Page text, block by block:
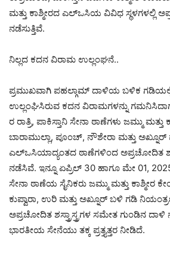
ಮತ್ತು ಕಾಶ್ಮೀರದ ಎಲ್‌ಒಸಿಯ ವಿವಿಧ ಸ್ಥಳಗಳಲ್ಲಿ
ನಡೆಸುತ್ತಿವೆ.
ನಿಲ್ಲದ ಕದನ ವಿರಾಮ ಉಲ್ಲಂಘನೆ..
ಪ್ರಮುಖವಾಗಿ ಪಹಲ್ಗಾಮ್‌ ದಾಳಿಯ ಬಳಿಕ ಗಡಿಯಲ್ಲಿ
ಉಲ್ಲಂಘಿಸಿರುವ ಕದನ ವಿರಾಮಗಳನ್ನು
ರ ರಾತ್ರಿ, ಪಾಕಿಸ್ತಾನಿ ಸೇನಾ ಠಾಣೆಗಳು ಜಮ್ಮು ಮತ್ತು
ಬಾರಾಮುಲ್ಲಾ, ಪೂಂಚ್, ನೌಶೇರಾ ಮತ್ತು ಅಖ್ನೂರ್
ಎಲ್‌ಒಸಿಯಾದ್ಯಂತದ ಠಾಣೆಗಳಿಂದ ಅಪ್ರಚೋದಿತ
ನಡೆಸಿವೆ. ಇನ್ನೂ ಏಪ್ರಿಲ್ 30 ಹಾಗೂ ಮೇ 01, 2025
ಸೇನಾ ಠಾಣೆಯ ಸೈನಿಕರು ಜಮ್ಮು ಮತ್ತು ಕಾಶ್ಮೀರ
ಕುಪ್ವಾರಾ, ಉರಿ ಮತ್ತು ಅಖ್ನೂರ್ ಬಳಿ ಗಡಿ
ಅಪ್ರಚೋದಿತ ಶಸ್ತ್ರಾಸ್ತ್ರಗಳ ಸಮೇತ ಗುಂಡಿನ ದಾಳಿ
ಭಾರತೀಯ ಸೇನೆಯು ತಕ್ಕ ಪ್ರತ್ತ್ಯತ್ತರ ನೀಡಿದೆ.